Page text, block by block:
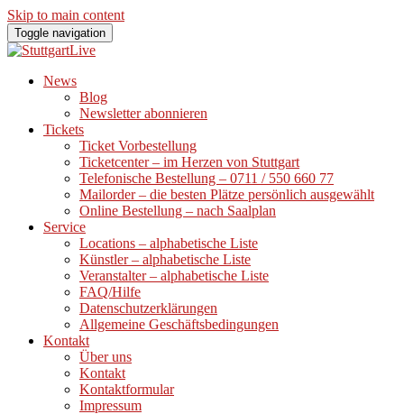
Skip to main content
Toggle navigation
News
Blog
Newsletter abonnieren
Tickets
Ticket Vorbestellung
Ticketcenter – im Herzen von Stuttgart
Telefonische Bestellung – 0711 / 550 660 77
Mailorder – die besten Plätze persönlich ausgewählt
Online Bestellung – nach Saalplan
Service
Locations – alphabetische Liste
Künstler – alphabetische Liste
Veranstalter – alphabetische Liste
FAQ/Hilfe
Datenschutzerklärungen
Allgemeine Geschäftsbedingungen
Kontakt
Über uns
Kontakt
Kontaktformular
Impressum